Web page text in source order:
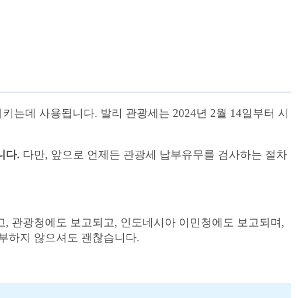
는데 사용됩니다. 발리 관광세는 2024년 2월 14일부터 시
다. 다만, 앞으로 언제든 관광세 납부유무를 검사하는 절차
관광청에도 보고되고, 인도네시아 이민청에도 보고되며,
하지 않으셔도 괜찮습니다.